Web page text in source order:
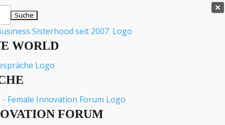

WORLD
FORUM